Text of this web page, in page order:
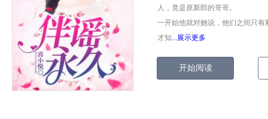
人，竟是原新郎的哥哥。
一开始他就对她说，他们之间只
才知...展示更多
开始阅读